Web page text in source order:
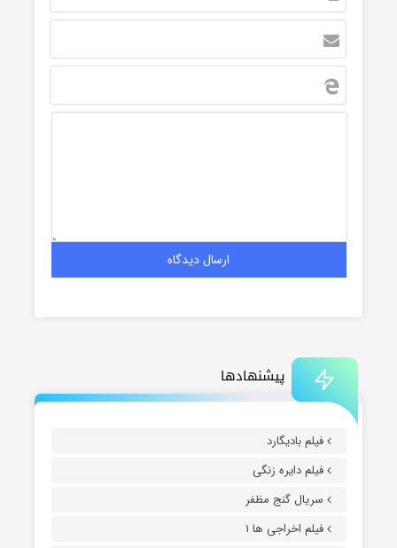
پیشنهادها
فیلم بادیگارد
فیلم دایره زنگی
سریال گنج مظفر
فیلم اخراجی ها ۱